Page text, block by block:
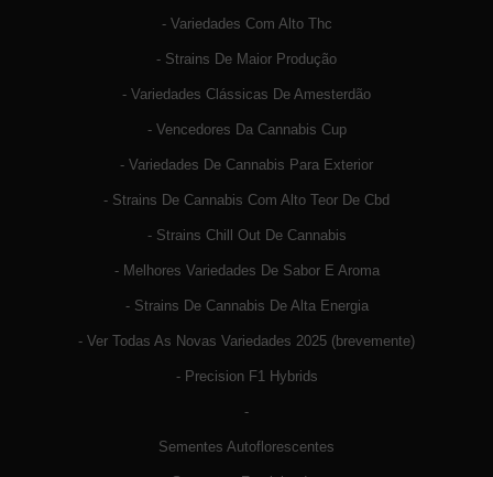
- Variedades Com Alto Thc
- Strains De Maior Produção
- Variedades Clássicas De Amesterdão
- Vencedores Da Cannabis Cup
- Variedades De Cannabis Para Exterior
- Strains De Cannabis Com Alto Teor De Cbd
- Strains Chill Out De Cannabis
- Melhores Variedades De Sabor E Aroma
- Strains De Cannabis De Alta Energia
- Ver Todas As Novas Variedades 2025 (brevemente)
- Precision F1 Hybrids
-
Sementes Autoflorescentes